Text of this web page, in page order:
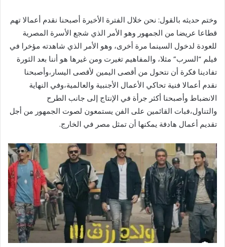
وختم حديثه بالقول: نحن خلال الفترة الأخيرة أصبحنا نقدم أعمالا تهم
قطاعا عريضا من الجمهور وهو الأمر الذي شجع الأسرة المصرية
للعودة لدخول السينما مرة أخرى، وهو الأمر الذي شاهدته مؤخرا في
فيلم “السرب” مثلا، والمفاهيم تغيرت ومن غيرها هو أننا بعد الثورة
تفادينا فكرة أن نتحول من أقصى اليمين لأقصى اليسار،وأصبحنا
نقدم أعمالا فنية تحاكي الأعمال الأجنبية والعالمية،وفي النهاية
الانضباط وأصبحنا أكثر جرأة في الإنتاج إلى جانب الطرح
والتناول،فبات القائمين على الفن يستمعون لصوت الجمهور من أجل
تقديم أعمال هادفة يمكنها أن تمثل مصر في الخارج.